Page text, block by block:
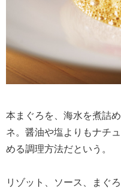
本まぐろを、海水を煮詰
ネ。醤油や塩よりもナチ
める調理方法だという。
リゾット、ソース、まぐ